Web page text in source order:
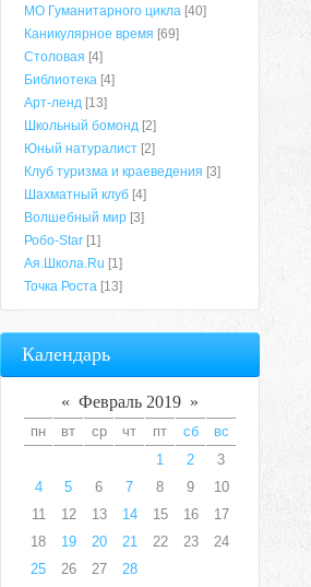
МО Гуманитарного цикла [40]
Каникулярное время [69]
Столовая [4]
Библиотека [4]
Арт-ленд [13]
Школьный бомонд [2]
Юный натуралист [2]
Клуб туризма и краеведения [3]
Шахматный клуб [4]
Волшебный мир [3]
Робо-Star [1]
Ая.Школа.Ru [1]
Точка Роста [13]
Календарь
« Февраль 2019 »
пн вт ср чт пт сб
вс
1
2
3
4
5 6 7 8 9
10
11
12 13 14 15 16
17
18
19 20 21 22 23
24
25
26 27 28